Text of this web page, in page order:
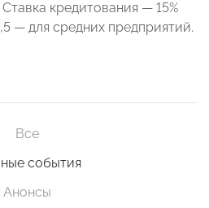
кредитования — 15%
— для средних предприятий.
Все
события
Анонсы